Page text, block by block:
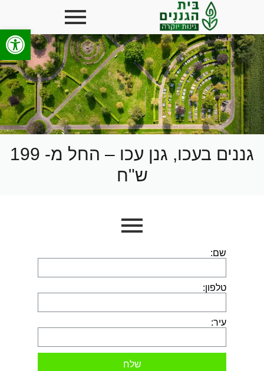
פתח
גננים בעכו, גנן עכו – החל מ- 199
ש"ח
שם:
טלפון:
עיר:
שלח